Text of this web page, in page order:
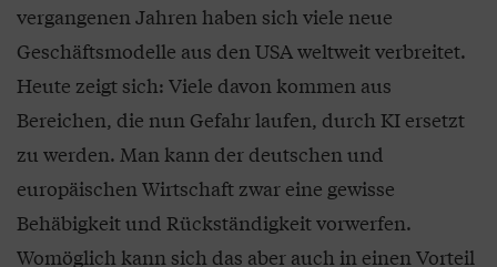
vergangenen Jahren haben sich viele neue
Geschäftsmodelle aus den USA weltweit verbreitet.
Heute zeigt sich: Viele davon kommen aus
Bereichen, die nun Gefahr laufen, durch KI ersetzt
zu werden. Man kann der deutschen und
europäischen Wirtschaft zwar eine gewisse
Behäbigkeit und Rückständigkeit vorwerfen.
Womöglich kann sich das aber auch in einen Vorteil